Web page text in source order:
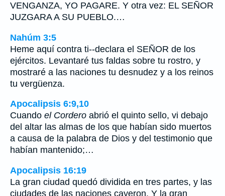
VENGANZA, YO PAGARE. Y otra vez: EL SEÑOR
JUZGARA A SU PUEBLO.…
Nahúm 3:5
Heme aquí contra ti--declara el SEÑOR de los
ejércitos. Levantaré tus faldas sobre tu rostro, y
mostraré a las naciones tu desnudez y a los reinos
tu vergüenza.
Apocalipsis 6:9,10
Cuando el Cordero abrió el quinto sello, vi debajo
del altar las almas de los que habían sido muertos
a causa de la palabra de Dios y del testimonio que
habían mantenido;…
Apocalipsis 16:19
La gran ciudad quedó dividida en tres partes, y las
ciudades de las naciones cayeron. Y la gran